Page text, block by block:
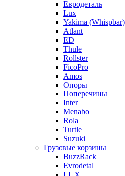
Евродеталь
Lux
Yakima (Whispbar)
Atlant
ED
Thule
Rollster
FicoPro
Amos
Опоры
Поперечины
Inter
Menabo
Rola
Turtle
Suzuki
Грузовые корзины
BuzzRack
Evrodetal
LUX